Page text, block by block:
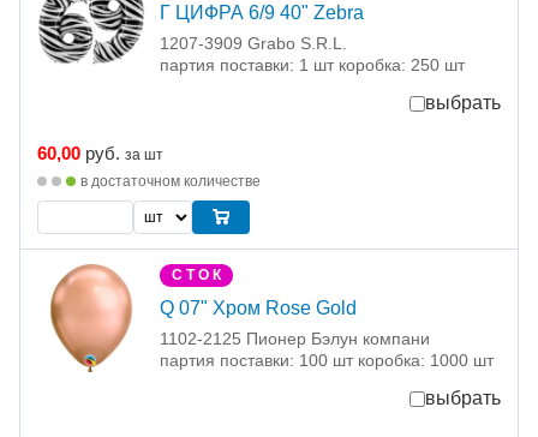
Г ЦИФРА 6/9 40" Zebra
1207-3909 Grabo S.R.L.
партия поставки: 1 шт коробка: 250 шт
выбрать
60,00 руб. за шт
в достаточном количестве
С Т О К
Q 07" Хром Rose Gold
1102-2125 Пионер Бэлун компани
партия поставки: 100 шт коробка: 1000 шт
выбрать